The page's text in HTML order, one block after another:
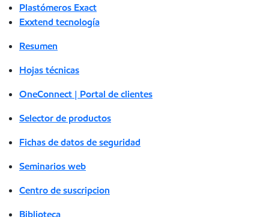
Plastómeros Exact
Exxtend tecnología
Resumen
Hojas técnicas
OneConnect | Portal de clientes
Selector de productos
Fichas de datos de seguridad
Seminarios web
Centro de suscripcion
Biblioteca